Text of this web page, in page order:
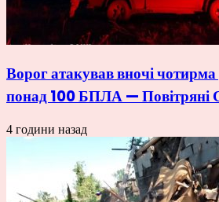
Ворог атакував вночі
понад 100 БПЛА — Повітряні
4 години назад